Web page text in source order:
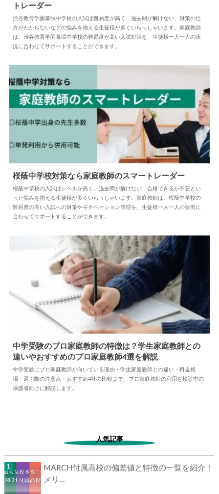
中学受験 2025.04.25
トレーダー
渋谷教育学園幕張中学校の入試は難易度が高く、過去問が解けない、対策の仕
方がわからないなどの悩みを抱える生徒様が多くいらっしゃいます。家庭教師
は、渋谷教育学園幕張中学校の難易度が高い入試対策を、生徒様一人一人の状
況に合わせてサポートすることができます。
中学受験 2025.04.18
桜蔭中学校対策なら家庭教師のスマートレーダー
桜蔭中学校の入試はレベルが高く、過去問が解けない、合格できるか不安とい
った悩みを抱える生徒様が多くいらっしゃいます。家庭教師は、桜蔭中学校の
難易度の高い入試への対策やモチベーション管理を、生徒様一人一人の状況に
合わせてサポートすることができます。
中学受験 2026.06.17
中学受験のプロ家庭教師の特徴は？学生家庭教師との
違いやおすすめのプロ家庭教師4選を解説
中学受験にプロ家庭教師が向いている理由・学生家庭教師との違い・料金相
場・選ぶ際の注意点・おすすめ4社の比較まで、プロ家庭教師の利用を検討中の
保護者向けに解説します。
人気記事
MARCH付属高校の偏差値と特徴の一覧を紹介！
メリ...